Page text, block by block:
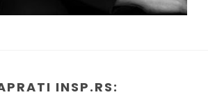
INSP.RS: